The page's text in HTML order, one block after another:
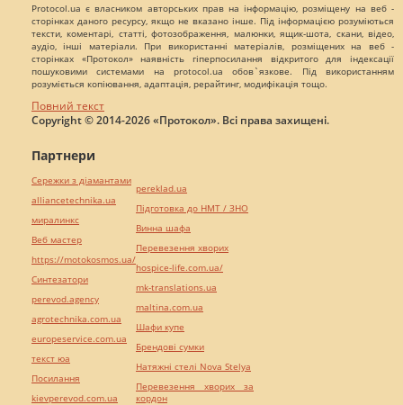
Protocol.ua є власником авторських прав на інформацію, розміщену на веб -
сторінках даного ресурсу, якщо не вказано інше. Під інформацією розуміються
тексти, коментарі, статті, фотозображення, малюнки, ящик-шота, скани, відео,
аудіо, інші матеріали. При використанні матеріалів, розміщених на веб -
сторінках «Протокол» наявність гіперпосилання відкритого для індексації
пошуковими системами на protocol.ua обов`язкове. Під використанням
розуміється копіювання, адаптація, рерайтинг, модифікація тощо.
Повний текст
Copyright © 2014-2026 «Протокол». Всі права захищені.
Партнери
Сережки з діамантами
alliancetechnika.ua
миралинкс
Веб мастер
https://motokosmos.ua/
Синтезатори
perevod.agency
agrotechnika.com.ua
europeservice.com.ua
текст юа
Посилання
kievperevod.com.ua
pereklad.ua
Підготовка до НМТ / ЗНО
Винна шафа
Перевезення хворих
hospice-life.com.ua/
mk-translations.ua
maltina.com.ua
Шафи купе
Брендові сумки
Натяжні стелі Nova Stelya
Перевезення хворих за
кордон